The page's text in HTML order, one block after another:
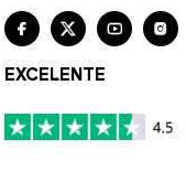
   
EXCELENTE